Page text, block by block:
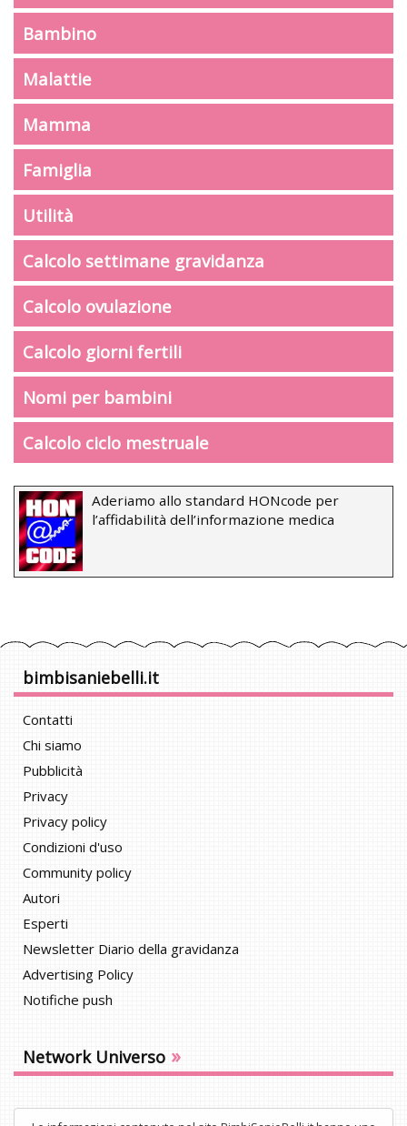
Bambino
Malattie
Mamma
Famiglia
Utilità
Calcolo settimane gravidanza
Calcolo ovulazione
Calcolo giorni fertili
Nomi per bambini
Calcolo ciclo mestruale
Aderiamo allo standard HONcode per
l’affidabilità dell’informazione medica
bimbisaniebelli.it
Contatti
Chi siamo
Pubblicità
Privacy
Privacy policy
Condizioni d'uso
Community policy
Autori
Esperti
Newsletter Diario della gravidanza
Advertising Policy
Notifiche push
Network Universo »